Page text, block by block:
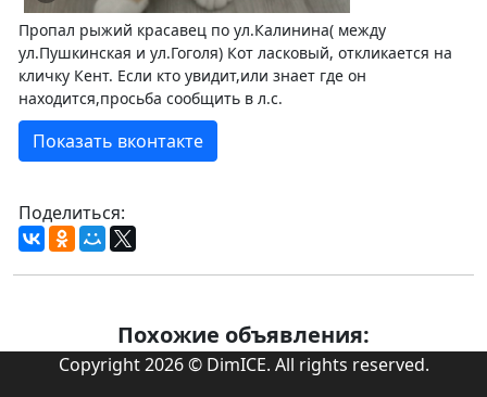
Пропал рыжий красавец по ул.Калинина( между
ул.Пушкинская и ул.Гоголя) Кот ласковый, откликается на
кличку Кент. Если кто увидит,или знает где он
находится,просьба сообщить в л.с.
Показать вконтакте
Поделиться:
Похожие объявления:
Copyright 2026 © DimICE. All rights reserved.